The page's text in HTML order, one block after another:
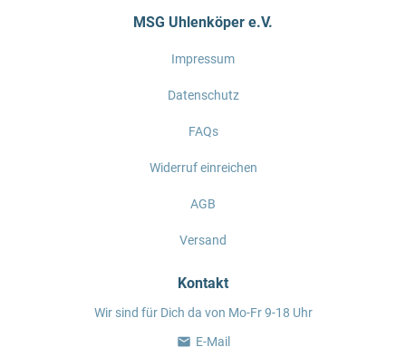
MSG Uhlenköper e.V.
Impressum
Datenschutz
FAQs
Widerruf einreichen
AGB
Versand
Kontakt
Wir sind für Dich da von Mo-Fr 9-18 Uhr
E-Mail